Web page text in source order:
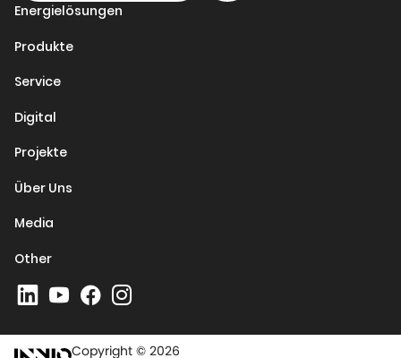
Energielösungen
Produkte
Service
Digital
Projekte
Über Uns
Media
Other
Copyright © 2026